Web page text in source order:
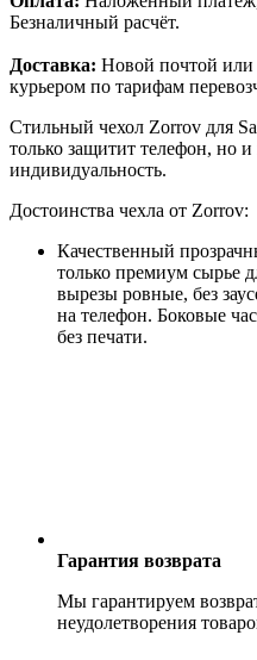
Безналичный расчёт.
Доставка: Новой почтой или
курьером по тарифам
Стильный чехол Zorrov для
только защитит телефон, но
индивидуальность.
Достоинства чехла от Zorrov:
Качественный
только премиум сырье
вырезы ровные, без
на телефон. Боковые
без печати.
Гарантия возврата
Мы гарантируем
неудолетворения